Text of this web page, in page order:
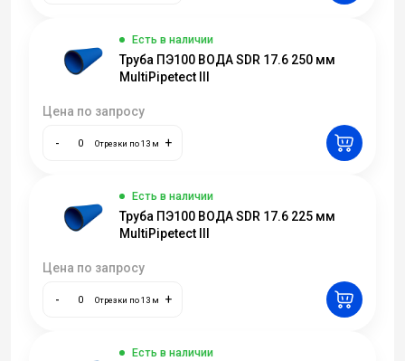
Есть в наличии
Труба ПЭ100 ВОДА SDR 17.6 250 мм
MultiPipetect III
Цена по запросу
- Отрезки по 13 м +
Есть в наличии
Труба ПЭ100 ВОДА SDR 17.6 225 мм
MultiPipetect III
Цена по запросу
- Отрезки по 13 м +
Есть в наличии